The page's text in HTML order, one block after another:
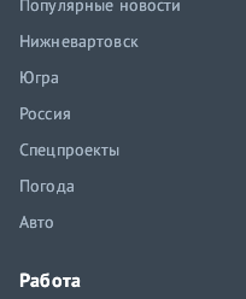
Популярные новости
Нижневартовск
Югра
Россия
Спецпроекты
Погода
Авто
Работа